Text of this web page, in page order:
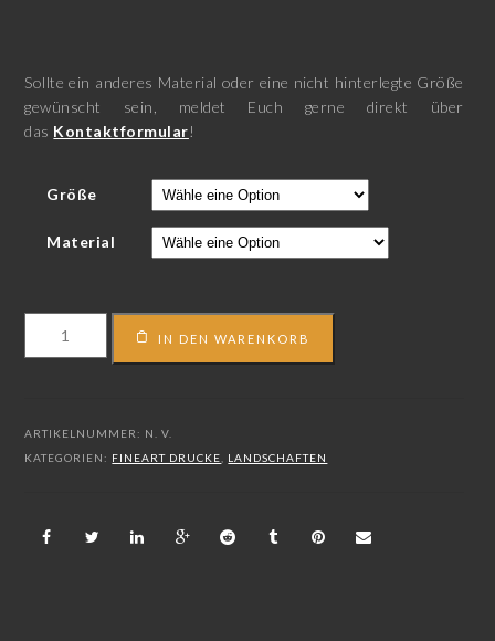
Sollte ein anderes Material oder eine nicht hinterlegte Größe
gewünscht sein, meldet Euch gerne direkt über
das Kontaktformular!
Größe
Material
Menge
IN DEN WARENKORB
ARTIKELNUMMER: N. V.
KATEGORIEN: FINEART DRUCKE LANDSCHAFTEN